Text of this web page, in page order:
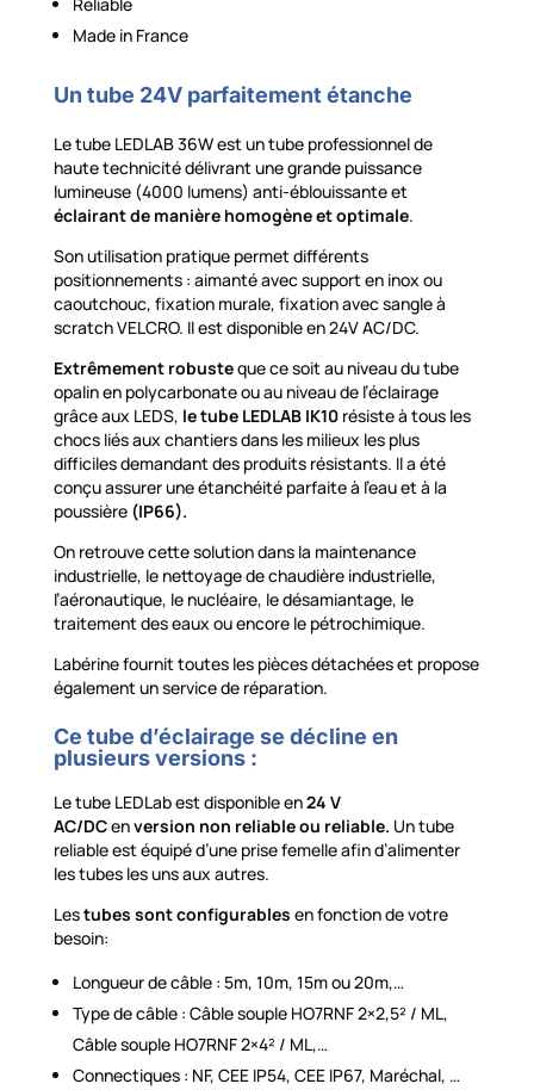
Reliable
Made in France
Un tube 24V parfaitement étanche
Le tube LEDLAB 36W est un tube professionnel de
haute technicité délivrant une grande puissance
lumineuse (4000 lumens) anti-éblouissante et
éclairant de manière homogène et optimale.
Son utilisation pratique permet différents
positionnements : aimanté avec support en inox ou
caoutchouc, fixation murale, fixation avec sangle à
scratch VELCRO. Il est disponible en 24V AC/DC.
Extrêmement robusteque ce soit au niveau du tube
opalin en polycarbonate ou au niveau de l’éclairage
grâce aux LEDS, le tube LEDLAB IK10résiste à tous les
chocs liés aux chantiers dans les milieux les plus
difficiles demandant des produits résistants. Il a été
conçu assurer une étanchéité parfaite à l’eau et à la
poussière (IP66).
On retrouve cette solution dans la maintenance
industrielle, le nettoyage de chaudière industrielle,
l’aéronautique, le nucléaire, le désamiantage, le
traitement des eaux ou encore le pétrochimique.
Labérine fournit toutes les pièces détachées et propose
également un service de réparation.
Ce tube d’éclairage se décline en
plusieurs versions :
Le tube LEDLab est disponible en24 V
AC/DCenversion non reliable ou reliable. Un tube
reliable est équipé d’une prise femelle afin d’alimenter
les tubes les uns aux autres.
Lestubes sont configurables en fonction de votre
besoin:
Longueur de câble : 5m, 10m, 15m ou 20m,…
Type de câble : Câble souple HO7RNF 2×2,5² / ML,
Câble souple HO7RNF 2×4² / ML,…
Connectiques : NF, CEE IP54, CEE IP67, Maréchal, …